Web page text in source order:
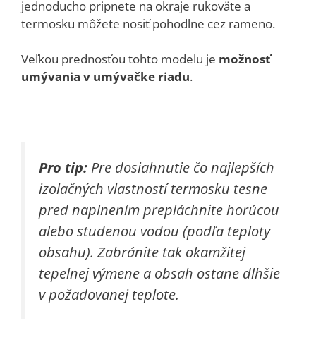
jednoducho pripnete na okraje rukoväte a
termosku môžete nosiť pohodlne cez rameno.
Veľkou prednosťou tohto modelu je možnosť
umývania v umývačke riadu.
Pro tip: Pre dosiahnutie čo najlepších
izolačných vlastností termosku tesne
pred naplnením prepláchnite horúcou
alebo studenou vodou (podľa teploty
obsahu). Zabránite tak okamžitej
tepelnej výmene a obsah ostane dlhšie
v požadovanej teplote.